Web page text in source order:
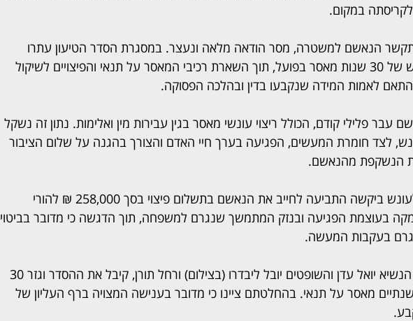
במקום.
הנאשם למשטרה, מסר הודאה מלאה ונעצר. במסגרת הסדר הטיעון עתרו
הצדדים להטלת עונש של 30 שנות מאסר בפועל, תוך השארת רכיבי המאסר על תנאי והפיצויים לשיקול
לאמות המידה שנקבעו בדין ובהלכה הפסוקה.
עבר פלילי קודם, הכולל ריצוי עונשי מאסר בגין עבירות מין ואלימות. נתון זה נשקל
לצד חומרת המעשים, הפגיעה בערך חיי האדם והצורך בהגנה על שלום הציבור
הנשקפת מהנאשם.
במסגרת הטיעונים לעונש ביקשה התביעה לחייב את הנאשם בתשלום פיצוי בסך 258,000 ₪ להורי
בעוצמת הפגיעה ובנזק המתמשך שנגרם למשפחה, תוך הדגשה כי מדובר בביטוי
בעקבות המעשה.
מאסר על תנאי. בהחלטתם ציינו כי מדובר בענישה המצויה ברף העליון של